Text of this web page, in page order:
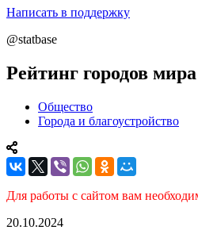
Написать в поддержку
@statbase
Рейтинг городов
Общество
Города и благоустройство
Для работы с сайтом вам
20.10.2024